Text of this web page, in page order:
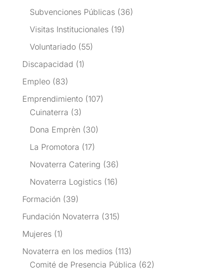
Subvenciones Públicas(36)
Visitas Institucionales(19)
Voluntariado(55)
Discapacidad (1)
Empleo(83)
Emprendimiento(107)
Cuinaterra (3)
Dona Emprèn (30)
La Promotora (17)
Novaterra Catering (36)
Novaterra Logistics(16)
Formación (39)
Fundación Novaterra (315)
Mujeres(1)
Novaterra en los medios(113)
Comité de Presencia Pública (62)